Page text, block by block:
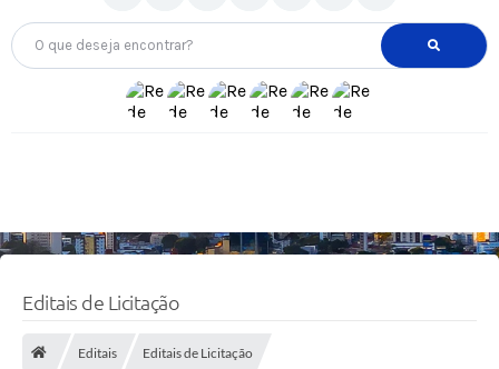
O que deseja encontrar?
Editais de Licitação
Editais Editais de Licitação